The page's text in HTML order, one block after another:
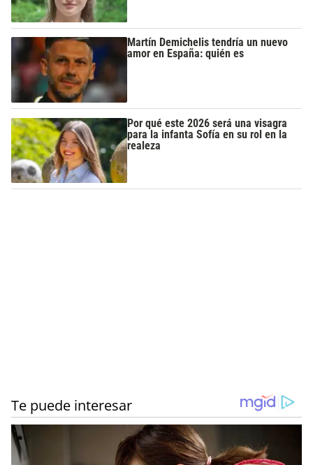
Martín Demichelis tendría un nuevo
amor en España: quién es
Por qué este 2026 será una visagra
para la infanta Sofía en su rol en la
realeza